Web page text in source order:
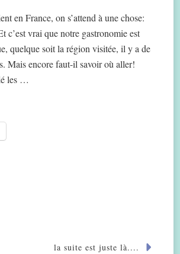
en France, on s’attend à une chose:
c’est vrai que notre gastronomie est
quelque soit la région visitée, il y a de
Mais encore faut-il savoir où aller!
les …
la suite est juste là....